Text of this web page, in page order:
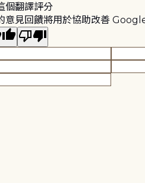
個翻譯評分
意見回饋將用於協助改善